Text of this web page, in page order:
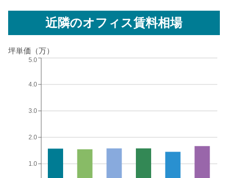
近隣のオフィス賃料相場
坪単価（万）
1.0
2.0
3.0
4.0
5.0